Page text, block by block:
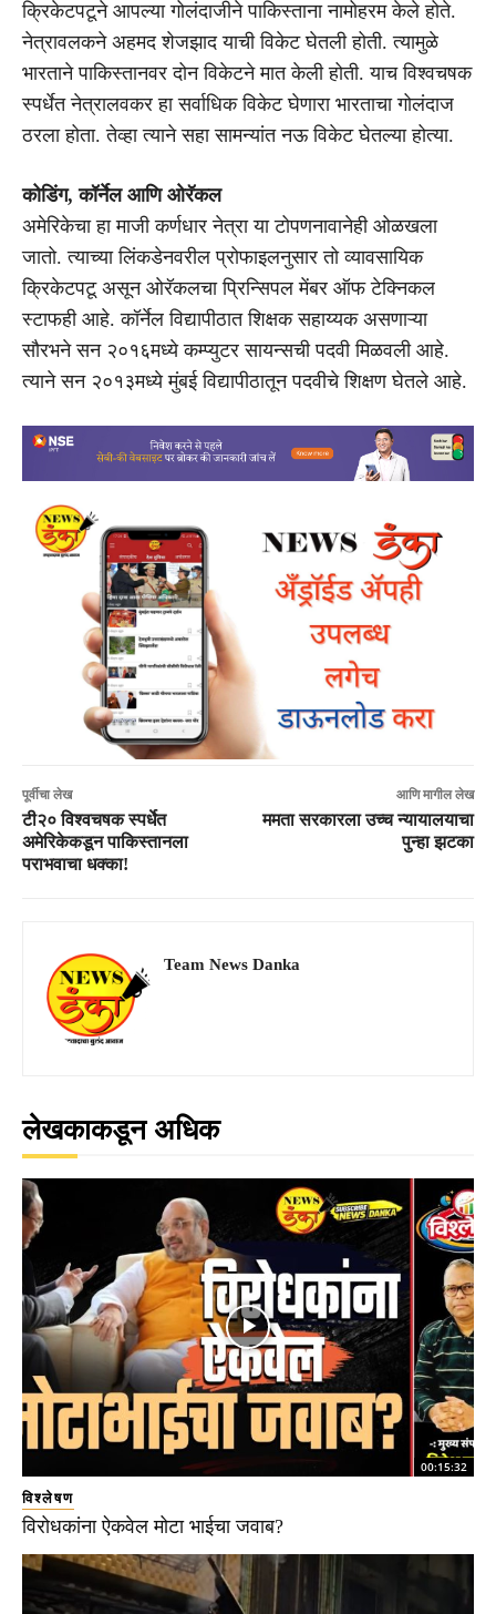
क्रिकेटपटूने आपल्या गोलंदाजीने पाकिस्ताना नामोहरम केले होते.
नेत्रावलकने अहमद शेजझाद याची विकेट घेतली होती. त्यामुळे
भारताने पाकिस्तानवर दोन विकेटने मात केली होती. याच विश्वचषक
स्पर्धेत नेत्रालवकर हा सर्वाधिक विकेट घेणारा भारताचा गोलंदाज
ठरला होता. तेव्हा त्याने सहा सामन्यांत नऊ विकेट घेतल्या होत्या.
कोडिंग, कॉर्नेल आणि ओरॅकल
अमेरिकेचा हा माजी कर्णधार नेत्रा या टोपणनावानेही ओळखला
जातो. त्याच्या लिंकडेनवरील प्रोफाइलनुसार तो व्यावसायिक
क्रिकेटपटू असून ओरॅकलचा प्रिन्सिपल मेंबर ऑफ टेक्निकल
स्टाफही आहे. कॉर्नेल विद्यापीठात शिक्षक सहाय्यक असणाऱ्या
सौरभने सन २०१६मध्ये कम्प्युटर सायन्सची पदवी मिळवली आहे.
त्याने सन २०१३मध्ये मुंबई विद्यापीठातून पदवीचे शिक्षण घेतले आहे.
पूर्वीचा लेख
टी२० विश्वचषक स्पर्धेत
अमेरिकेकडून पाकिस्तानला
पराभवाचा धक्का!
आणि मागील लेख
ममता सरकारला उच्च न्यायालयाचा
पुन्हा झटका
Team News Danka
लेखकाकडून अधिक
00:15:32
विश्लेषण
विरोधकांना ऐकवेल मोटा भाईचा जवाब?